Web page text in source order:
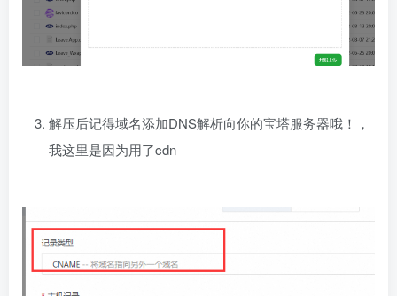
解压后记得域名添加DNS解析向你的宝塔服务器哦！，
我这里是因为用了cdn